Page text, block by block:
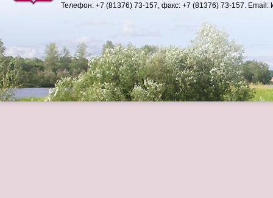
Телефон: +7 (81376) 73-157, факс: +7 (81376) 73-157. Email: